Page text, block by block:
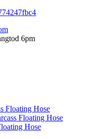
6pm
Floating Hose
Floating Hose
Hose